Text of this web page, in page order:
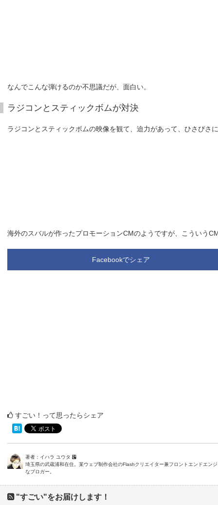
なんでこんな弾けるのか不思議だが、面白い。
ラジコンとスティックボムが対決
ラジコンとスティックボムの映像を観て、迫力があって、ひさびさ
海外のスバルが作ったプロモーションCMのようですが、こういう
Facebookでシェア
すごい！って思ったらシェア
著者：イハラ ユウタ
埼玉県の武蔵浦和在住。某ウェブ制作会社のFlashクリエイター兼フロントエンドエン
なブロガー。
"すごい"をお届けします！